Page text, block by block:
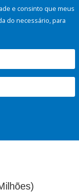
e consinto que meus
do necessário, para